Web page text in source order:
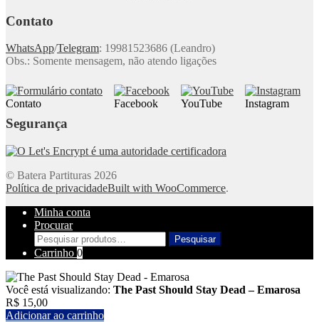
Contato
WhatsApp/Telegram: 19981523686 (Leandro)
Obs.: Somente mensagem, não atendo ligações
Contato Facebook YouTube Instagram
Segurança
© Batera Partituras 2026
Política de privacidadeBuilt with WooCommerce.
Minha conta
Procurar
Pesquisar
por:
Pesquisar
Carrinho 0
Você está visualizando: The Past Should Stay Dead – Emarosa
R$ 15,00
Adicionar ao carrinho